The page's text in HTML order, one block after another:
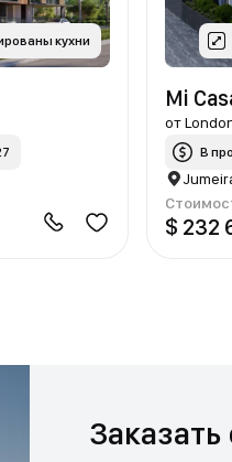
кухни
Mi
от
В
$ 232